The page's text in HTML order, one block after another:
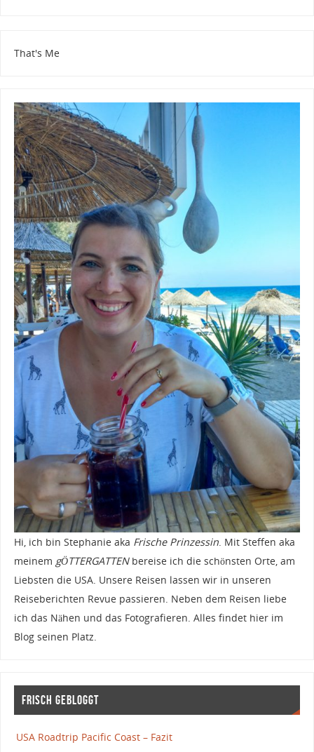
That's Me
Hi, ich bin Stephanie aka Frische Prinzessin. Mit Steffen aka
meinem gÖTTERGATTENbereise ich die schönsten Orte, am
Liebsten die USA. Unsere Reisen lassen wir in unseren
Reiseberichten Revue passieren. Neben dem Reisen liebe
ich das Nähen und das Fotografieren. Alles findet hier im
Blog seinen Platz.
Frisch gebloggt
USA Roadtrip Pacific Coast – Fazit